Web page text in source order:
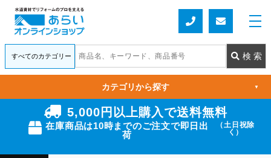
5,000円以上購入で送料無料
在庫商品は10時までのご注文で即日出
荷
（土日祝除
く）
カテゴリから探す ▼